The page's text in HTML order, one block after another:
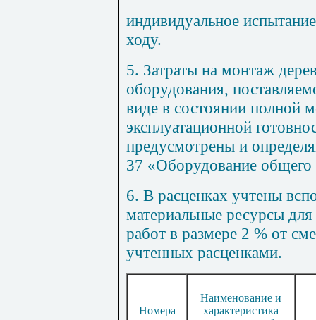
индивидуальное
ходу.
5. Затраты на монтаж
оборудования,
виде в состоянии полной
эксплуатационной
предусмотрены и
37 «Оборудование общего
6. В расценках учтены
материальные ресурсы
работ в размере 2 % от
учтенных расценками.
Номера
Наименование и
характеристика